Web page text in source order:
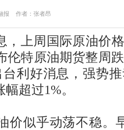
报 作者：张者昂
上周国际原油价格
伦特原油期货整周
利好消息，强势
超过1%。
似乎动荡不稳。